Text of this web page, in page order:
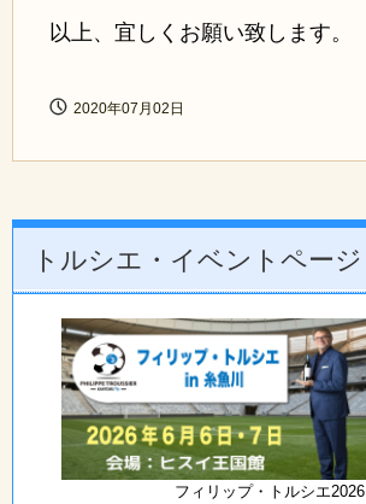
以上、宜しくお願い致します。
2020年07月02日
トルシエ・イベントページ
フィリップ・トルシエ2026